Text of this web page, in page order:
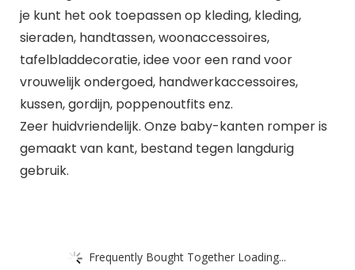
je kunt het ook toepassen op kleding, kleding,
sieraden, handtassen, woonaccessoires,
tafelbladdecoratie, idee voor een rand voor
vrouwelijk ondergoed, handwerkaccessoires,
kussen, gordijn, poppenoutfits enz.
Zeer huidvriendelijk. Onze baby-kanten romper is
gemaakt van kant, bestand tegen langdurig
gebruik.
Frequently Bought Together Loading...